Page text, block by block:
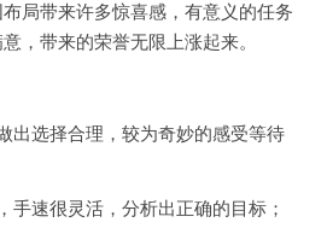
局带来许多惊喜感，有意义的任务
，带来的荣誉无限上涨起来。
出选择合理，较为奇妙的感受等待
手速很灵活，分析出正确的目标；